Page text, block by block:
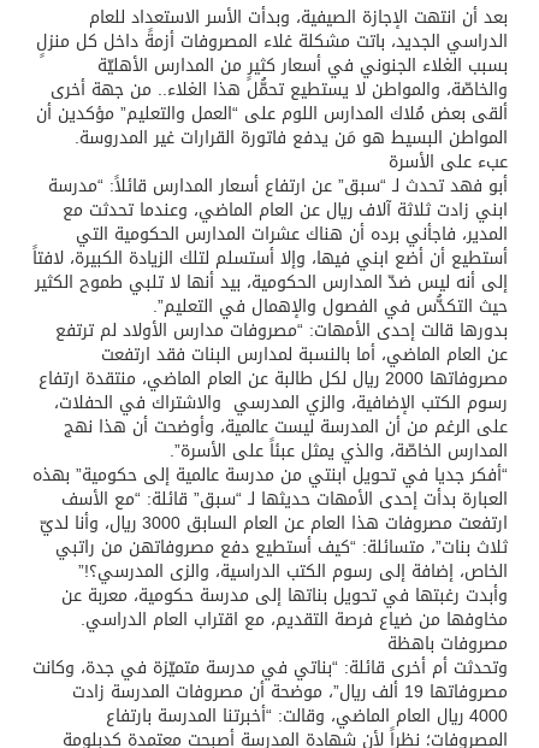
مقتل شخصين وإصابة 14 إثر انفجار عبوة ناسفة داخل حافلة في ريف دمشق
بعد أن انتهت الإجازة الصيفية، وبدأت الأسر الاستعداد للعام
الدراسي الجديد، باتت مشكلة غلاء المصروفات أزمةً داخل كل منزلٍ
بسبب الغلاء الجنوني في أسعار كثيرٍ من المدارس الأهليّة
والخاصّة، والمواطن لا يستطيع تحمُّل هذا الغلاء.. من جهة أخرى
ألقى بعض مُلاك المدارس اللوم على “العمل والتعليم” مؤكدين أن
المواطن البسيط هو مَن يدفع فاتورة القرارات غير المدروسة.
عبء على الأسرة
أبو فهد تحدث لـ “سبق” عن ارتفاع أسعار المدارس قائلاً: “مدرسة
ابني زادت ثلاثة آلاف ريال عن العام الماضي، وعندما تحدثت مع
المدير، فاجأني برده أن هناك عشرات المدارس الحكومية التي
أستطيع أن أضع ابني فيها، وإلا أستسلم لتلك الزيادة الكبيرة، لافتاً
إلى أنه ليس ضدّ المدارس الحكومية، بيد أنها لا تلبي طموح الكثير
حيث التكدُّس في الفصول والإهمال في التعليم”.
بدورها قالت إحدى الأمهات: “مصروفات مدارس الأولاد لم ترتفع
عن العام الماضي، أما بالنسبة لمدارس البنات فقد ارتفعت
مصروفاتها 2000 ريال لكل طالبة عن العام الماضي، منتقدة ارتفاع
رسوم الكتب الإضافية، والزي المدرسي والاشتراك في الحفلات،
على الرغم من أن المدرسة ليست عالمية، وأوضحت أن هذا نهج
المدارس الخاصّة، والذي يمثل عبئاً على الأسرة”.
“أفكر جديا في تحويل ابنتي من مدرسة عالمية إلى حكومية” بهذه
العبارة بدأت إحدى الأمهات حديثها لـ “سبق” قائلة: “مع الأسف
ارتفعت مصروفات هذا العام عن العام السابق 3000 ريال، وأنا لديّ
ثلاث بنات”، متسائلة: “كيف أستطيع دفع مصروفاتهن من راتبي
الخاص، إضافة إلى رسوم الكتب الدراسية، والزى المدرسي؟!”
وأبدت رغبتها في تحويل بناتها إلى مدرسة حكومية، معربة عن
مخاوفها من ضياع فرصة التقديم، مع اقتراب العام الدراسي.
مصروفات باهظة
وتحدثت أم أخرى قائلة: “بناتي في مدرسة متميّزة في جدة، وكانت
مصروفاتها 19 ألف ريال”، موضحة أن مصروفات المدرسة زادت
4000 ريال العام الماضي، وقالت: “أخبرتنا المدرسة بارتفاع
المصروفات؛ نظراً لأن شهادة المدرسة أصبحت معتمدة كدبلومة